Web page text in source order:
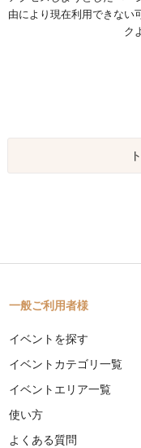
由により現在利用できない
ク
一般ご利用者様
イベントを探す
イベントカテゴリ一覧
イベントエリア一覧
使い方
よくある質問